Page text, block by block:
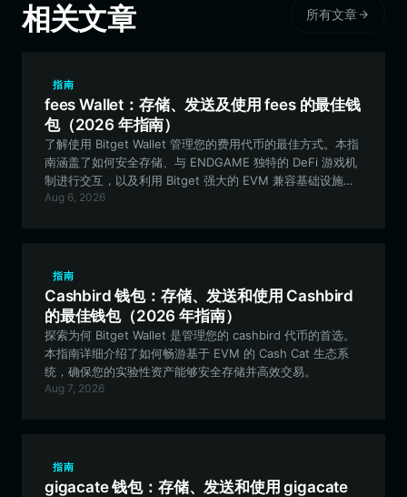
相关文章 所有文章
指南
fees Wallet：存储、发送及使用 fees 的最佳钱
包（2026 年指南）
了解使用 Bitget Wallet 管理您的费用代币的最佳方式。本指
南涵盖了如何安全存储、与 ENDGAME 独特的 DeFi 游戏机
制进行交互，以及利用 Bitget 强大的 EVM 兼容基础设施来
开展您的链上活动。
Aug 6, 2026
指南
Cashbird 钱包：存储、发送和使用 Cashbird
的最佳钱包（2026 年指南）
探索为何 Bitget Wallet 是管理您的 cashbird 代币的首选。
本指南详细介绍了如何畅游基于 EVM 的 Cash Cat 生态系
统，确保您的实验性资产能够安全存储并高效交易。
Aug 7, 2026
指南
gigacate 钱包：存储、发送和使用 gigacate